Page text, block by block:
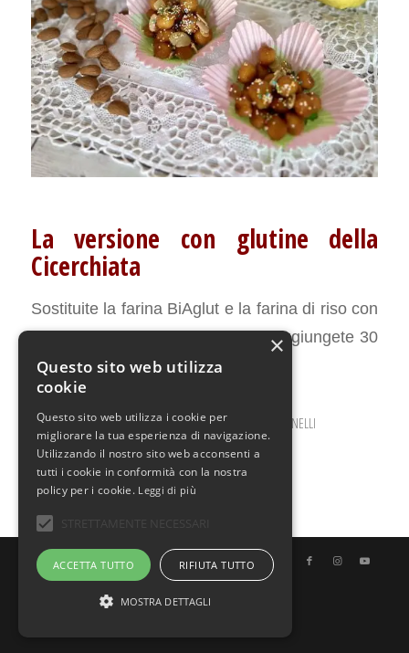
La versione con glutine della
Cicerchiata
Sostituite la farina BiAglut e la farina di riso con
250 g di farina di frumento 00 e aggiungete 30
g di zucchero anziché 25 g.
GENNAIO 26, 2024 / 0 COMMENTI / DA ILARIA BERTINELLI
© Copyright - Uno Chef per Gaia
Italiano
×
Questo sito web utilizza
cookie
Questo sito web utilizza i cookie per
migliorare la tua esperienza di navigazione.
Utilizzando il nostro sito web acconsenti a
tutti i cookie in conformità con la nostra
policy per i cookie. Leggi di più
ACCETTA TUTTO RIFIUTA TUTTO
MOSTRA DETTAGLI